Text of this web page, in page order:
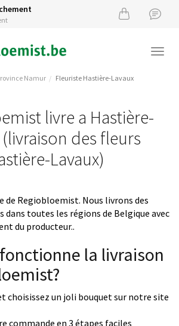
Namur Fleuriste Hastière-Lavaux
livre a Hastière-
(livraison des fleurs
Lavaux)
de Regiobloemist. Nous livrons des
dans toutes les régions de Belgique avec
du producteur..
la livraison
choisissez un joli bouquet sur notre site
commande en 3 étapes faciles